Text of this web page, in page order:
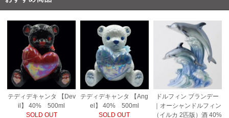
テディデキャンタ 【Dev
il】 40% 500ml
SOLD OUT
テディデキャンタ 【Ang
el】 40% 500ml
SOLD OUT
ドルフィン ブランデー
｜オーシャンドルフィン
（イルカ 2匹版）酒 40%